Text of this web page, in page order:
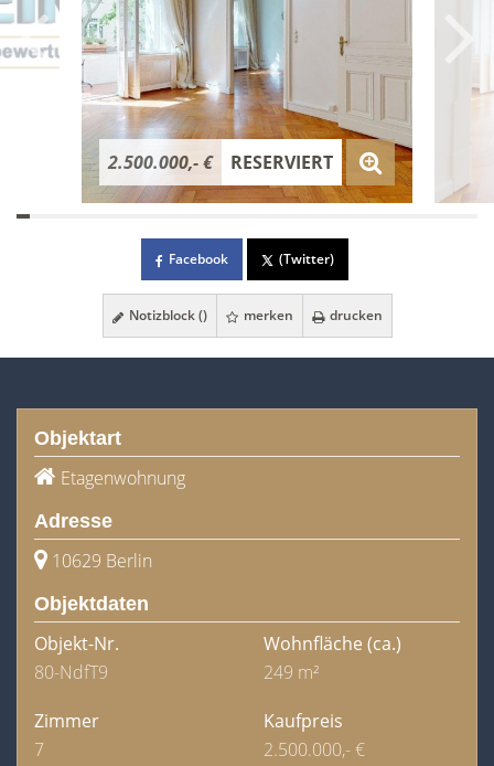
2.500.000,- € RESERVIERT
Facebook (Twitter)
Notizblock () merken drucken
Objektart
Etagenwohnung
Adresse
10629 Berlin
Objektdaten
Objekt-Nr.
80-NdfT9
Wohnfläche (ca.)
249 m²
Zimmer
7
Kaufpreis
2.500.000,- €